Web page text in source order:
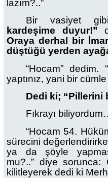
lazım?..”
Bir vasiyet
kardeşime duyur!”
Oraya derhal bir
düştüğü yerden
“Hocam” dedim.
yaptınız, yani bir
Dedi ki; “Pillerini
Fıkrayı
“Hocam 54.
sürecini
ya da şöyle
mu?..” diye sorunca:
kilitleyerek dedi ki